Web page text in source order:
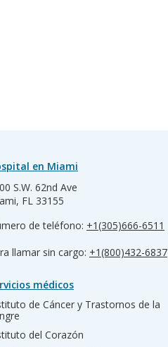
en Miami
S.W. 62nd Ave
FL 33155
de teléfono: +1(305)666-6511
llamar sin cargo: +1(800)432-6837
médicos
de Cáncer y Trastornos de la
del Corazón